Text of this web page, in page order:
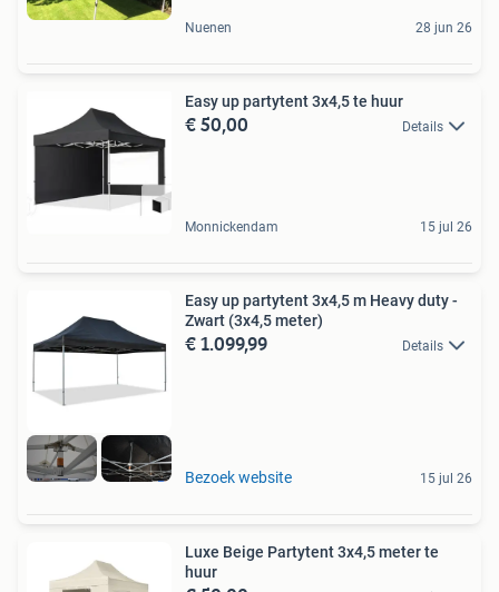
Nuenen 28 jun 26
Easy up partytent 3x4,5 te huur
€ 50,00 Details
Monnickendam 15 jul 26
Easy up partytent 3x4,5 m Heavy duty -
Zwart (3x4,5 meter)
€ 1.099,99 Details
Bezoek website 15 jul 26
Luxe Beige Partytent 3x4,5 meter te
huur